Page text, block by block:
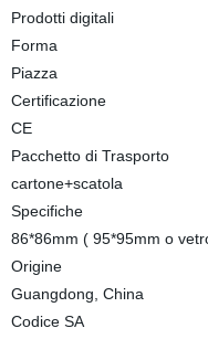
Prodotti digitali
Forma
Piazza
Certificazione
CE
Pacchetto di Trasporto
cartone+scatola
Specifiche
86*86mm ( 95*95mm o
Origine
Guangdong, China
Codice SA